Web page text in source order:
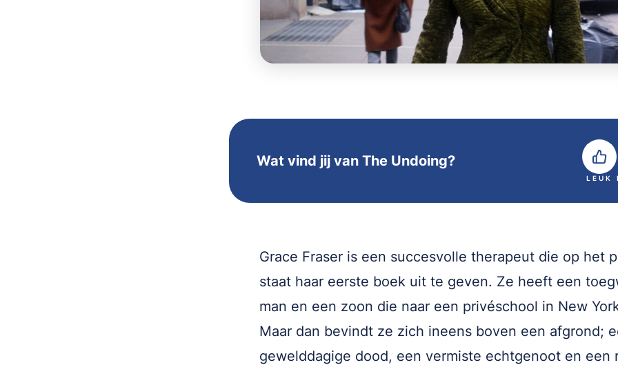
Wat vind jij van The Undoing?
LEUK
Grace Fraser is een succesvolle therapeut die op het
staat haar eerste boek uit te geven. Ze heeft een
man en een zoon die naar een privéschool in New
Maar dan bevindt ze zich ineens boven een afgrond;
gewelddagige dood, een vermiste echtgenoot en een